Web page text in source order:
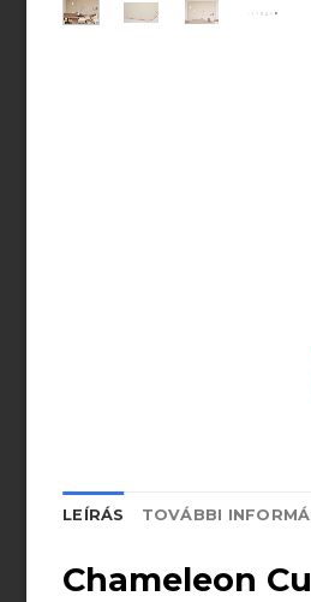
LEÍRÁS TOVÁBBI
Chameleon